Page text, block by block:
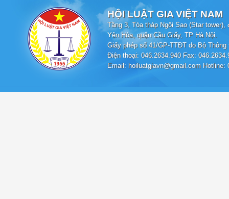
HỘI LUẬT GIA VIỆT NAM
Tầng 3, Tòa tháp Ngôi Sao (Star
Yên Hòa, quận Cầu Giấy, TP Hà Nội.
Giấy phép số 41/GP-TTĐT do Bộ
Điện thoại: 046.2634.940 Fax:
Email: hoiluatgiavn@gmail.com Hotline: